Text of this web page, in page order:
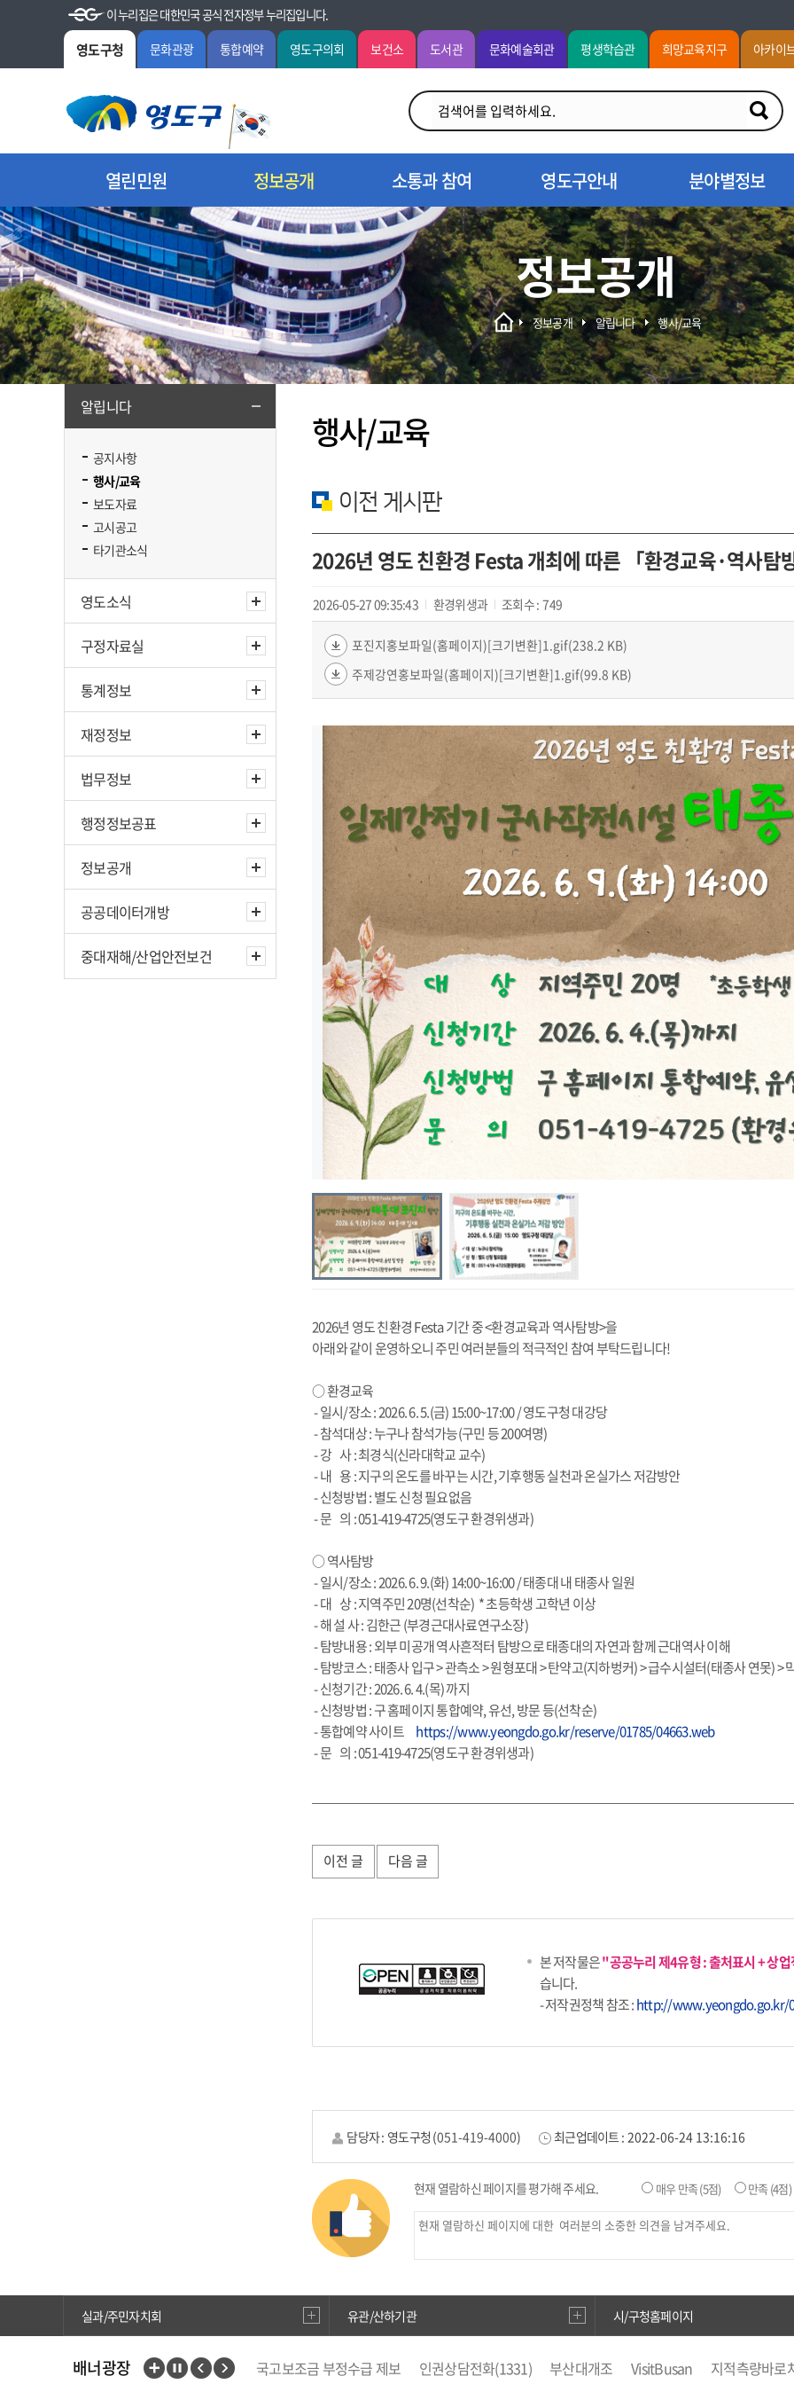
이 누리집은 대한민국 공식 전자정부 누리집입니다.
영도구청 문화관광 통합예약 영도구의회 보건소 도서관 문화예술회관 평생학습관 희망교육지구 아카이
열린민원 정보공개 소통과 참여 영도구안내 분야별정보
정보공개
알립니다
공지사항
행사/교육
보도자료
고시공고
타기관소식
영도소식
구정자료실
통계정보
재정정보
법무정보
행정정보공표
정보공개
공공데이터개방
중대재해/산업안전보건
정보공개 알립니다 행사/교육
행사/교육
이전 게시판
2026년 영도 친환경 Festa 개최에 따른 「환경교육·역사탐
2026-05-27 09:35:43 환경위생과 조회수 : 749
포진지홍보파일(홈페이지)[크기변환]1.gif(238.2 KB)
주제강연홍보파일(홈페이지)[크기변환]1.gif(99.8 KB)
2026년 영도 친환경 Festa 기간 중 <환경교육과 역사탐방>을
아래와 같이 운영하오니 주민 여러분들의 적극적인 참여 부탁드립니다!
○ 환경교육
- 일시/장소 : 2026. 6. 5.(금) 15:00~17:00 / 영도구청 대강당
- 참석대상 : 누구나 참석가능(구민 등 200여명)
- 강 사 : 최경식(신라대학교 교수)
- 내 용 : 지구의 온도를 바꾸는 시간, 기후행동 실천과 온실가스 저감방안
- 신청방법 : 별도 신청 필요없음
- 문 의 : 051-419-4725(영도구 환경위생과)
○ 역사탐방
- 일시/장소 : 2026. 6. 9.(화) 14:00~16:00 / 태종대 내 태종사 일원
- 대 상 : 지역주민 20명(선착순) * 초등학생 고학년 이상
- 해 설 사 : 김한근 (부경근대사료연구소장)
- 탐방내용 : 외부 미공개 역사흔적터 탐방으로 태종대의 자연과 함께 근대역사 이해
- 탐방코스 : 태종사 입구 > 관측소 > 원형포대 > 탄약고(지하벙커) > 급수시설터(태종사 연못) >
- 신청기간 : 2026. 6. 4.(목) 까지
- 신청방법 : 구 홈페이지 통합예약, 유선, 방문 등(선착순)
- 통합예약 사이트 https://www.yeongdo.go.kr/reserve/01785/04663.web
- 문 의 : 051-419-4725(영도구 환경위생과)
이전 글 다음 글
본 저작물은"공공누리 제4유형 : 출처표시 + 상
습니다.
- 저작권정책 참조 :http://www.yeongdo.go.kr/
담당자 : 영도구청 (051-419-4000) 최근업데이트 : 2022-06-24 13:16:16
현재 열람하신 페이지를 평가해 주세요. 매우 만족(5점) 만족 (4점)
실과/주민자치회 유관/산하기관 시/구청홈페이지
배너광장
중앙부처 법령 유권해석
부산시 착한가격업소 복지·보조금 부정 신고센터
지방소득세(